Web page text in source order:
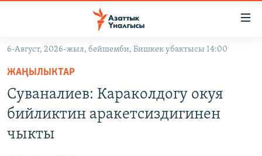
Навигацияга
өтүңүз
Издөөгө
салыңыз
ДҮЙНӨ
6-Август, 2026-жыл, бейшемби, Бишкек убактысы 14:00
ЖАҢЫЛЫКТАР
Суваналиев: Караколдогу окуя
бийликтин аракетсиздигинен
чыкты